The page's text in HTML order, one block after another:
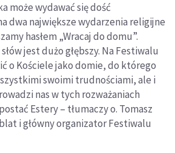
może wydawać się dość
dwa największe wydarzenia religijne
hasłem „Wracaj do domu”.
jest dużo głębszy. Na Festiwalu
o Kościele jako domie, do którego
swoimi trudnościami, ale i
nas w tych rozważaniach
Estery – tłumaczy o. Tomasz
i główny organizator Festiwalu